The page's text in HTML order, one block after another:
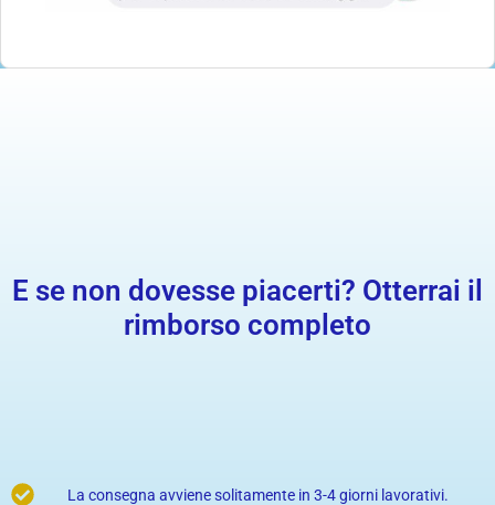
E se non dovesse piacerti? Otterrai il
rimborso completo
La consegna avviene solitamente in 3-4 giorni lavorativi.